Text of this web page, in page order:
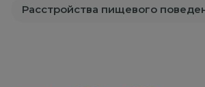
Расстройства пищевого